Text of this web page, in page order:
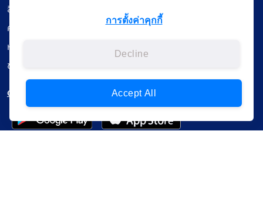
สื่อการเรียนรู้
ค้นรายการหนังสือ
หนังสืออิเล็กทรอนิกส์
ข้อมูลผู้ใช้งาน
ดาวน์โหลดใช้งานบนแอปพลิเคชัน
การตั้งค่าคุกกี้
Decline
Accept All